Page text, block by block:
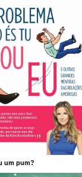
um pum?